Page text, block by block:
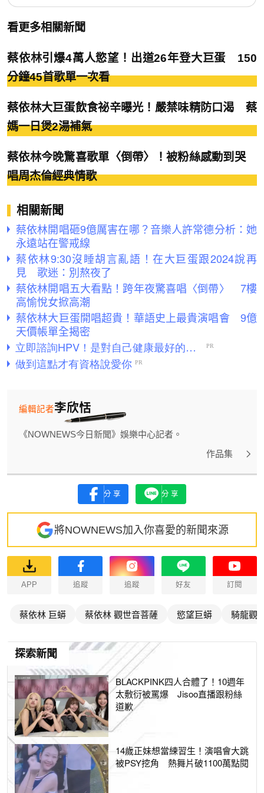
看更多相關新聞
蔡依林引爆4萬人慾望！出道26年登大巨蛋 150
分鐘45首歌單一次看
蔡依林大巨蛋飲食祕辛曝光！嚴禁味精防口渴 蔡
媽一日煲2湯補氣
蔡依林今晚驚喜歌單〈倒帶〉！被粉絲感動到哭
唱周杰倫經典情歌
相關新聞
蔡依林開唱砸9億厲害在哪？音樂人許常德分析：她
永遠站在警戒線
蔡依林9:30沒睡胡言亂語！在大巨蛋跟2024說再
見 歌迷：別熬夜了
蔡依林開唱五大看點！跨年夜驚喜唱〈倒帶〉 7樓
高愉悅女掀高潮
蔡依林大巨蛋開唱超貴！華語史上最貴演唱會 9億
天價帳單全揭密
李欣恬
編輯記者
《NOWNEWS今日新聞》娛樂中心記者。
作品集
分享 分享
將NOWNEWS加入你喜愛的新聞來源
APP 追蹤 追蹤 好友 訂閱
蔡依林 巨蟒 蔡依林 觀世音菩薩 慾望巨蟒 騎龍觀
探索新聞
BLACKPINK四人合體了！10週年
太敷衍被罵爆 Jisoo直播跟粉絲
道歉
14歲正妹想當練習生！演唱會大跳
被PSY挖角 熱舞片破1100萬點閱